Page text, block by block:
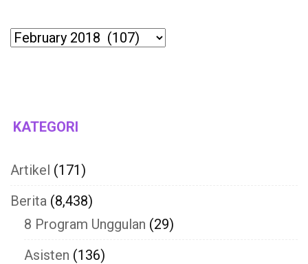
Archives
KATEGORI
Artikel (171)
Berita (8,438)
8 Program Unggulan (29)
Asisten (136)